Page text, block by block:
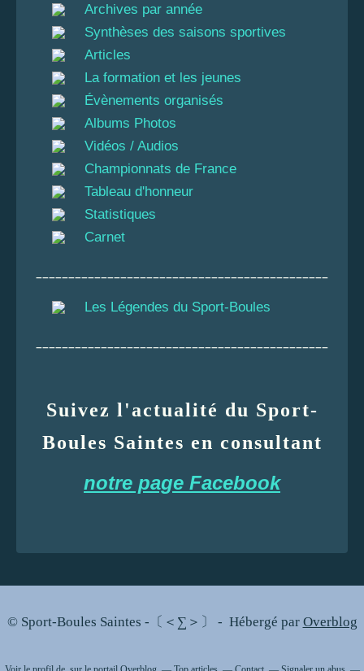
Archives par année
Synthèses des saisons sportives
Articles
La formation et les jeunes
Évènements organisés
Albums Photos
Vidéos / Audios
Championnats de France
Tableau d'honneur
Statistiques
Carnet
Les Légendes du Sport-Boules
Suivez l'actualité du Sport-
Boules Saintes en consultant
notre page Facebook
© Sport-Boules Saintes -〔＜∑＞〕 - Hébergé par Overblog